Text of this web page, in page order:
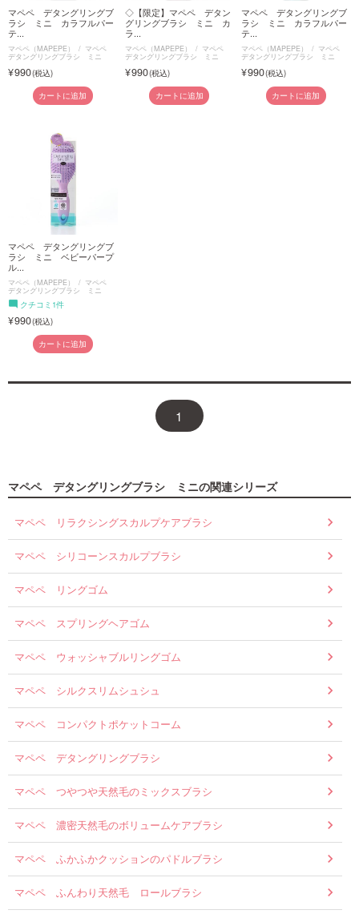
ログイン・新規会員登録
マペペ デタングリングブ
ラシ ミニ カラフルパー
テ...
マペペ（MAPEPE） マペペ
デタングリングブラシ ミニ
990
カートに追加
◇【限定】マペペ デタン
グリングブラシ ミニ カ
ラ...
マペペ（MAPEPE） マペペ
デタングリングブラシ ミニ
990
カートに追加
マペペ デタングリングブ
ラシ ミニ カラフルパー
テ...
マペペ（MAPEPE） マペペ
デタングリングブラシ ミニ
990
カートに追加
マペペ デタングリングブ
ラシ ミニ ベビーパープ
ル...
マペペ（MAPEPE） マペペ
デタングリングブラシ ミニ
クチコミ1件
990
カートに追加
1
マペペ デタングリングブラシ ミニの関連シリーズ
マペペ リラクシングスカルプケアブラシ
マペペ シリコーンスカルプブラシ
マペペ リングゴム
マペペ スプリングヘアゴム
マペペ ウォッシャブルリングゴム
マペペ シルクスリムシュシュ
マペペ コンパクトポケットコーム
マペペ デタングリングブラシ
マペペ つやつや天然毛のミックスブラシ
マペペ 濃密天然毛のボリュームケアブラシ
マペペ ふかふかクッションのパドルブラシ
マペペ ふんわり天然毛 ロールブラシ